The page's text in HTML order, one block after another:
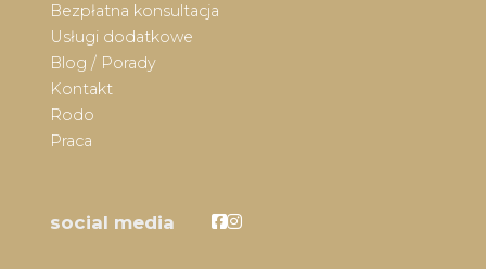
Bezpłatna konsultacja
Usługi dodatkowe
Blog / Porady
Kontakt
Rodo
Praca
social media Facebook
Facebook